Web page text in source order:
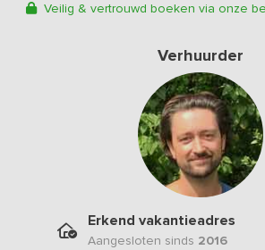
Veilig & vertrouwd boeken via onze
Verhuurder
Erkend vakantieadres
Aangesloten sinds 2016